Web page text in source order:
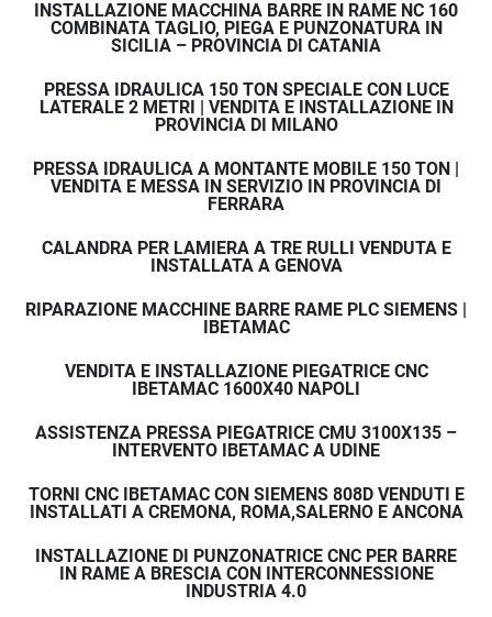
INSTALLAZIONE MACCHINA BARRE IN RAME NC 160
COMBINATA TAGLIO, PIEGA E PUNZONATURA IN
SICILIA – PROVINCIA DI CATANIA
PRESSA IDRAULICA 150 TON SPECIALE CON LUCE
LATERALE 2 METRI | VENDITA E INSTALLAZIONE IN
PROVINCIA DI MILANO
PRESSA IDRAULICA A MONTANTE MOBILE 150 TON |
VENDITA E MESSA IN SERVIZIO IN PROVINCIA DI
FERRARA
CALANDRA PER LAMIERA A TRE RULLI VENDUTA E
INSTALLATA A GENOVA
RIPARAZIONE MACCHINE BARRE RAME PLC SIEMENS |
IBETAMAC
VENDITA E INSTALLAZIONE PIEGATRICE CNC
IBETAMAC 1600X40 NAPOLI
ASSISTENZA PRESSA PIEGATRICE CMU 3100X135 –
INTERVENTO IBETAMAC A UDINE
TORNI CNC IBETAMAC CON SIEMENS 808D VENDUTI E
INSTALLATI A CREMONA, ROMA,SALERNO E ANCONA
INSTALLAZIONE DI PUNZONATRICE CNC PER BARRE
IN RAME A BRESCIA CON INTERCONNESSIONE
INDUSTRIA 4.0